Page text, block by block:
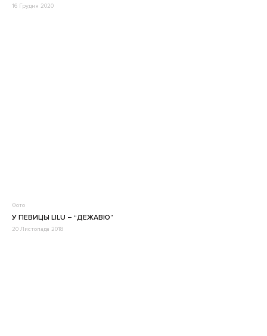
16 Грудня 2020
Фото
У ПЕВИЦЫ LILU – “ДЕЖАВЮ”
20 Листопада 2018